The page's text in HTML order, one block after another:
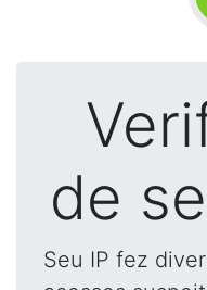
de
Seu IP fez